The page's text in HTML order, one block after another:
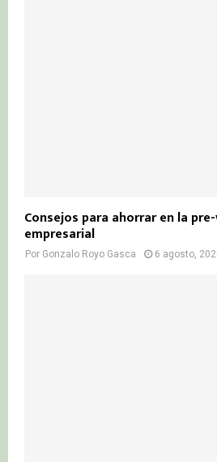
Consejos para ahorrar en la
empresarial
Por Gonzalo Royo Gasca 6 agosto,